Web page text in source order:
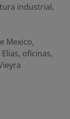
industrial,
Mexico,
, oficinas,